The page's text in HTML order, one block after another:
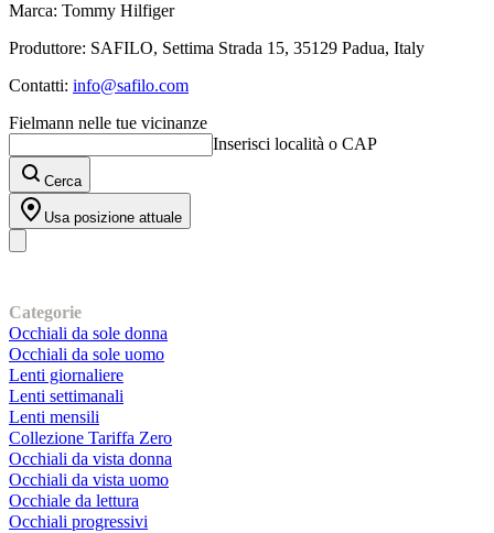
Marca: Tommy Hilfiger
Produttore: SAFILO, Settima Strada 15, 35129 Padua, Italy
Contatti: info@safilo.com
Fielmann nelle tue vicinanze
Inserisci località o CAP
Cerca
Usa posizione attuale
Categorie
Occhiali da sole donna
Occhiali da sole uomo
Lenti giornaliere
Lenti settimanali
Lenti mensili
Collezione Tariffa Zero
Occhiali da vista donna
Occhiali da vista uomo
Occhiale da lettura
Occhiali progressivi